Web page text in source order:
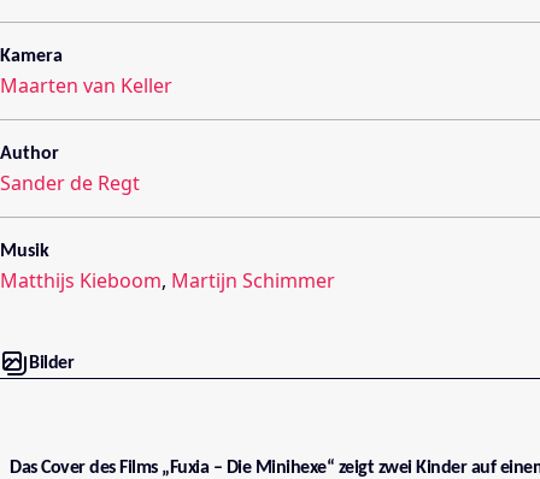
Kamera
Maarten van Keller
Author
Sander de Regt
Musik
Matthijs Kieboom, Martijn Schimmer
Bilder
Das Cover des Films „Fuxia – Die Minihexe“ zeigt zwei Kinder auf